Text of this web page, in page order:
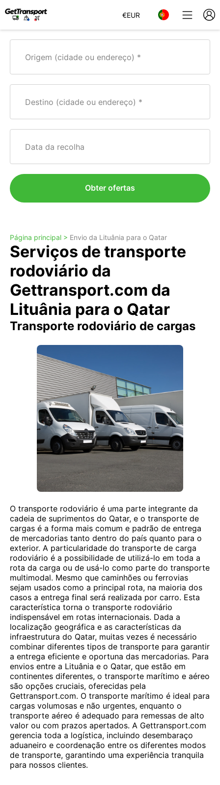
€EUR
Origem (cidade ou endereço)
Destino (cidade ou endereço)
Data da recolha
Obter ofertas
Página principal > Envio da Lituânia para o Qatar
Serviços de transporte
rodoviário da
Gettransport.com da
Lituânia para o Qatar
Transporte rodoviário de cargas
O transporte rodoviário é uma parte integrante da
cadeia de suprimentos do Qatar, e o transporte de
cargas é a forma mais comum e padrão de entrega
de mercadorias tanto dentro do país quanto para o
exterior. A particularidade do transporte de carga
rodoviário é a possibilidade de utilizá-lo em toda a
rota da carga ou de usá-lo como parte do transporte
multimodal. Mesmo que caminhões ou ferrovias
sejam usados ​​como a principal rota, na maioria dos
casos a entrega final será realizada por carro. Esta
característica torna o transporte rodoviário
indispensável em rotas internacionais. Dada a
localização geográfica e as características da
infraestrutura do Qatar, muitas vezes é necessário
combinar diferentes tipos de transporte para garantir
a entrega eficiente e oportuna das mercadorias. Para
envios entre a Lituânia e o Qatar, que estão em
continentes diferentes, o transporte marítimo e aéreo
são opções cruciais, oferecidas pela
Gettransport.com. O transporte marítimo é ideal para
cargas volumosas e não urgentes, enquanto o
transporte aéreo é adequado para remessas de alto
valor ou com prazos apertados. A Gettransport.com
gerencia toda a logística, incluindo desembaraço
aduaneiro e coordenação entre os diferentes modos
de transporte, garantindo uma experiência tranquila
para nossos clientes.